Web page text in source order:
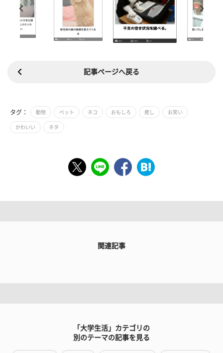
記事ページへ戻る
タグ： 動物 ペット ネコ おもしろ 癒し お笑い
かわいい ネタ
関連記事
「大学生活」カテゴリの
別のテーマの記事を見る